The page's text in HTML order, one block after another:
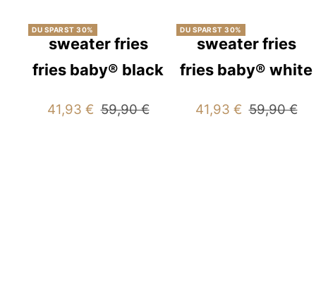
DU SPARST 30%
sweater fries
fries baby® black
Angebotspreis
41,93 € Regulärer
59,90 €
DU SPARST 30%
sweater fries
fries baby® white
Angebotspreis
41,93 € Regulärer
59,90 €